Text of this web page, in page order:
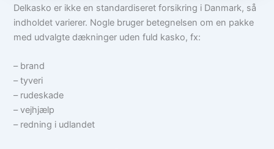
Delkasko er ikke en standardiseret forsikring i Danmark, så
indholdet varierer. Nogle bruger betegnelsen om en pakke
med udvalgte dækninger uden fuld kasko, fx:
– brand
– tyveri
– rudeskade
– vejhjælp
– redning i udlandet